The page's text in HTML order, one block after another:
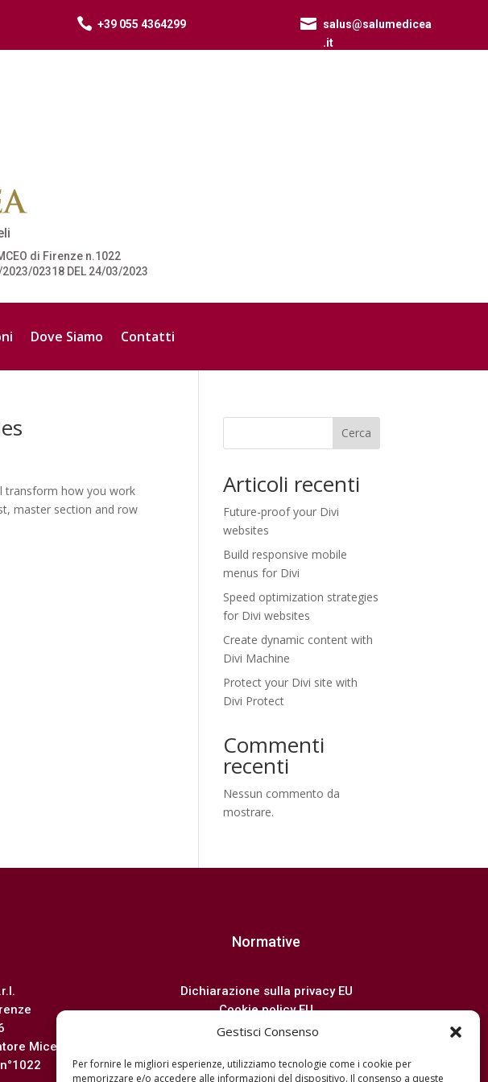
Gestisci Consenso
Per fornire le migliori esperienze, utilizziamo tecnologie come i cookie per
memorizzare e/o accedere alle informazioni del dispositivo. Il consenso a queste
 +39 055 4364299  salus@salumedicea
.it
di Firenze n.1022
02318 DEL 24/03/2023
Dove Siamo Contatti
transform how you work
master section and row
Cerca
Articoli recenti
Future-proof your Divi
websites
Build responsive mobile
menus for Divi
Speed optimization strategies
for Divi websites
Create dynamic content with
Divi Machine
Protect your Divi site with
Divi Protect
Commenti
recenti
Nessun commento da
mostrare.
Miceli
Normative
Dichiarazione sulla privacy EU
Cookie policy EU
Disconoscimento
Termini e condizioni